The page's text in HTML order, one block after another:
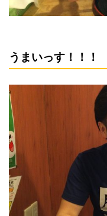
うまいっす！！！